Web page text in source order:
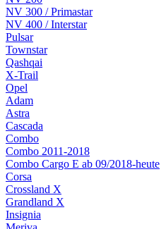
NV 300 / Primastar
NV 400 / Interstar
Pulsar
Townstar
Qashqai
X-Trail
Opel
Adam
Astra
Cascada
Combo
Combo 2011-2018
Combo Cargo E ab 09/2018-heute
Corsa
Crossland X
Grandland X
Insignia